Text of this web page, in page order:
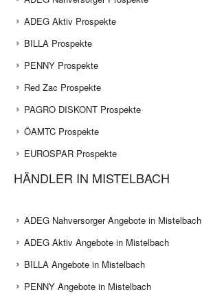
ADEG Aktiv Prospekte
BILLA Prospekte
PENNY Prospekte
Red Zac Prospekte
PAGRO DISKONT Prospekte
ÖAMTC Prospekte
EUROSPAR Prospekte
HÄNDLER IN MISTELBACH
ADEG Nahversorger Angebote in Mistelbach
ADEG Aktiv Angebote in Mistelbach
BILLA Angebote in Mistelbach
PENNY Angebote in Mistelbach